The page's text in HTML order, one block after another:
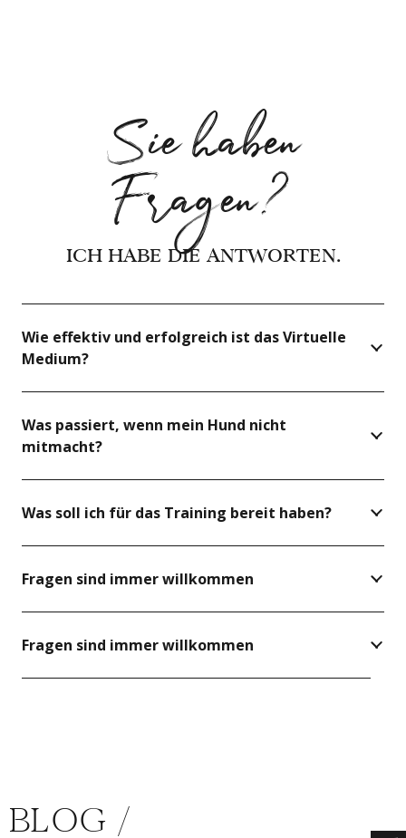
Sie haben
Fragen?
ICH HABE DIE ANTWORTEN.
Wie effektiv und erfolgreich ist das Virtuelle
Medium?
Was passiert, wenn mein Hund nicht
mitmacht?
Was soll ich für das Training bereit haben?
Fragen sind immer willkommen
Fragen sind immer willkommen
BLOG /